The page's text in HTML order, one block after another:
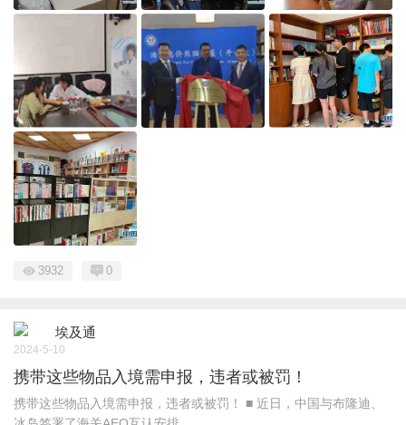
3932 0
埃及通
2024-5-10
携带这些物品入境需申报，违者或被罚！
携带这些物品入境需申报，违者或被罚！ ■ 近日，中国与布隆迪、